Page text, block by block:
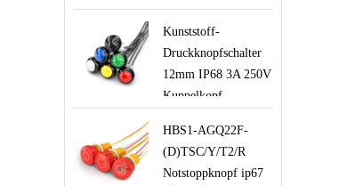
Kunststoff-
Druckknopfschalter
12mm IP68 3A 250V
Kuppelkopf
Drähten für
Griffroboterausrüstung
HBS1-AGQ22F-
(D)TSC/Y/T2/R
Notstoppknopf ip67